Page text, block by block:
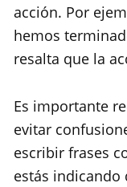
acción. Por
hemos
resalta que la
Es importante
evitar
escribir frases
estás indicando